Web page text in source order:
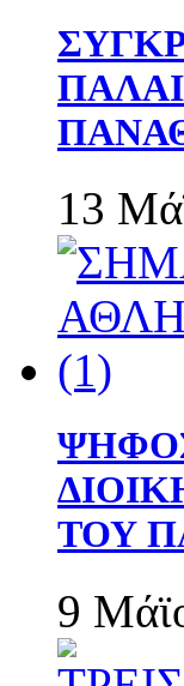
13
ΤΟΥ
9